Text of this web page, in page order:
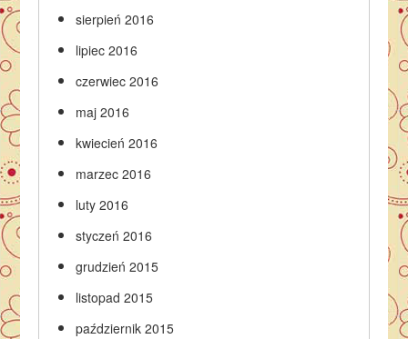
sierpień 2016
lipiec 2016
czerwiec 2016
maj 2016
kwiecień 2016
marzec 2016
luty 2016
styczeń 2016
grudzień 2015
listopad 2015
październik 2015